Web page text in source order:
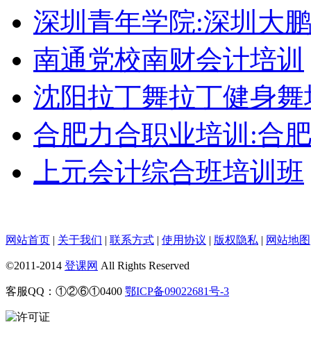
深圳青年学院:深圳大
南通党校南财会计培训
沈阳拉丁舞拉丁健身舞
合肥力合职业培训:合
上元会计综合班培训班
网站首页 | 关于我们 | 联系方式 | 使用协议 | 版权隐私 | 网站地图
©2011-2014 登课网 All Rights Reserved
客服QQ：①②⑥①0400 鄂ICP备09022681号-3